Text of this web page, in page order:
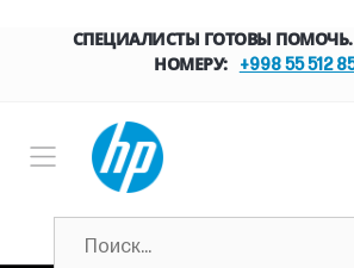
СПЕЦИАЛИСТЫ ГОТОВЫ
НОМЕРУ:
+998 55 512